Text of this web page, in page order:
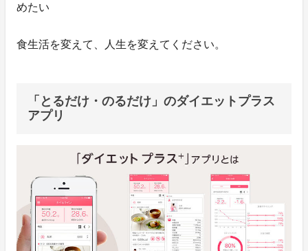
めたい
食生活を変えて、人生を変えてください。
「とるだけ・のるだけ」のダイエットプラス
アプリ